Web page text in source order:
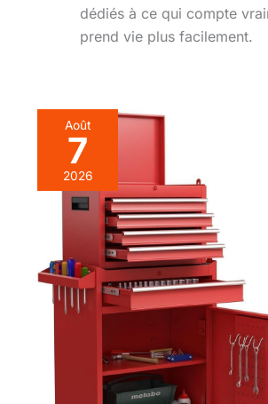
dédiés à ce qui compte
prend vie plus facilement.
Août
7
2026